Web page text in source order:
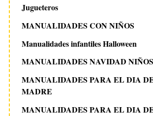
Jugueteros
MANUALIDADES CON NIÑOS
Manualidades infantiles Halloween
MANUALIDADES NAVIDAD NIÑOS
MANUALIDADES PARA EL DIA
MADRE
MANUALIDADES PARA EL DIA